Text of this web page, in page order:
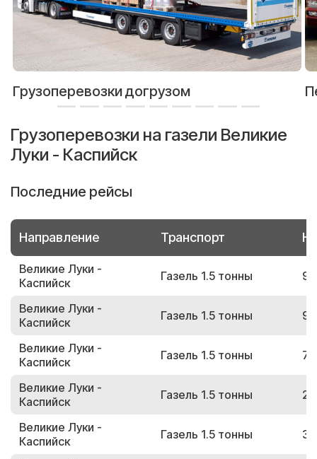
Грузоперевозки догрузом
Грузоперевозки на газели Великие
Луки - Каспийск
Последние рейсы
Направление Транспорт
Великие Луки -
Каспийск
Газель 1.5 тонны
Великие Луки -
Каспийск
Газель 1.5 тонны
Великие Луки -
Каспийск
Газель 1.5 тонны
Великие Луки -
Каспийск
Газель 1.5 тонны
Великие Луки -
Каспийск
Газель 1.5 тонны